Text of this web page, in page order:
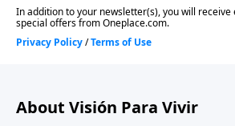
About Visión Para Vivir